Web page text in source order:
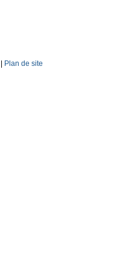
Plan de site